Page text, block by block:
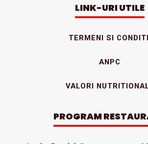
LINK-URI UTILE
TERMENI SI CONDITII
ANPC
VALORI
PROGRAM